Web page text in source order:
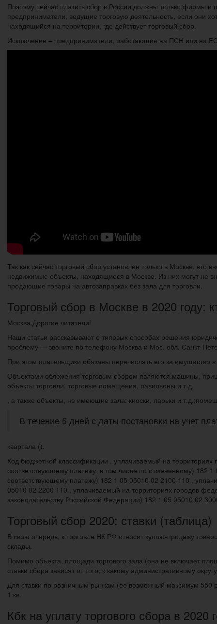
Поэтому сейчас платить сбор в России должны только фирмы
предприниматели, ведущие торговую деятельность, если они
находящийся на территории, где действует торговый сбор.
Исключение – предприниматели, работающие на ПСН или на
Так как сейчас торговый сбор установлен только в Москве,
недвижимые объекты, находящиеся в Москве. Из них могут не
продающие товары на автозаправках без зала для торговли.
Торговый сбор в Москве в 2020 году:
Москва.Дорогие читатели!
Наши статьи рассказывают о типовых способах решения
проблему — звоните по телефону Москва и Мос. обл. Санкт-
При этом плательщики обязаны перечислять его за имущество
Объектами обложения торговым сбором являются:машины,
объекты торговли: торговые помещения, павильоны и т.д.
, а также объекты, не имеющие зала: киоски, ларьки и
В течение 5 дней с даты постановки на учет
квартала ().
Код бюджетной классификации , уплачиваемый на
соответствующему платежу, в том числе по отмененному) 182
соответствующему платежу) 182 1 05 05010 02 2100 110 ,
05010 02 2200 110 , уплачиваемый на территориях городов
законодательству Российской Федерации) 182 1 05 05010 02
Торговый сбор 2020: ставки (таблица)
В свою очередь, к торговле НК РФ относит куплю-продажу
склады.
Помимо объекта, площади торгового зала (она не включает
ставки сбора зависят от того, к какому административному
Для ставки по розничным рынкам (ее возможный максимум
1 кв.
Кбк на уплату торгового сбора в